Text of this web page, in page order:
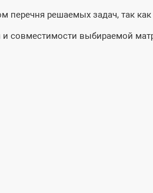
перечня решаемых задач, так
и совместимости выбираемой